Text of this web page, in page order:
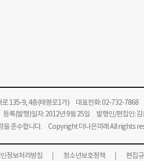
135-9, 4층(태평로1가) 대표전화: 02-732-7868
록(발행)일자: 2012년 9월 25일 발행인/편집인:
을 준수합니다. Copyright 더나은미래 All rights
정보처리방침 청소년보호정책 편집